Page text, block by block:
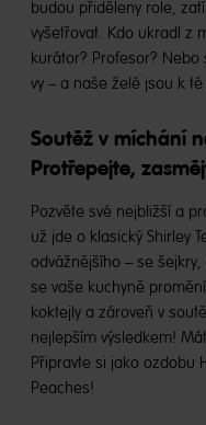
budou přiděleny role,
vyšetřovat. Kdo ukradl z
kurátor? Profesor?
vy – a naše želé jsou k
Soutěž v míchání
Protřepejte,
Pozvěte své nejbližší a
už jde o klasický Shirley
odvážnějšího – se
se vaše kuchyně
koktejly a zároveň v
nejlepším výsledkem!
Připravte si jako ozdobu
Peaches!